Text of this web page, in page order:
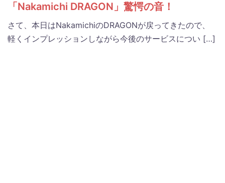
「Nakamichi DRAGON」驚愕の音！
さて、本日はNakamichiのDRAGONが戻ってきたので、
軽くインプレッションしながら今後のサービスについ […]